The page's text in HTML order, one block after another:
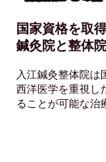
国家資格を取
鍼灸院と整体
入江鍼灸整体院は
西洋医学を重視し
ることが可能な治